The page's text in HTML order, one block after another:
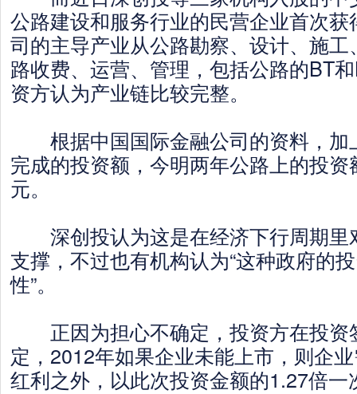
公路建设和服务行业的民营企业首次
司的主导产业从公路勘察、设计、施
路收费、运营、管理，包括公路的BT
资方认为产业链比较完整。
根据中国国际金融公司的资料，加
完成的投资额，今明两年公路上的投
元。
深创投认为这是在经济下行周期里
支撑，不过也有机构认为“这种政府的
性”。
正因为担心不确定，投资方在投资
定，2012年如果企业未能上市，则企
红利之外，以此次投资金额的1.27倍一